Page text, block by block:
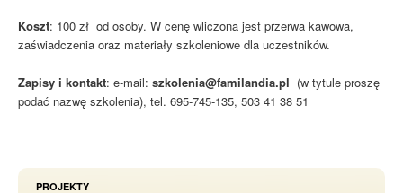
Koszt: 100 zł od osoby. W cenę wliczona jest przerwa kawowa,
zaświadczenia oraz materiały szkoleniowe dla uczestników.
Zapisy i kontakt: e-mail: szkolenia@familandia.pl (w tytule proszę
podać nazwę szkolenia), tel. 695-745-135, 503 41 38 51
PROJEKTY